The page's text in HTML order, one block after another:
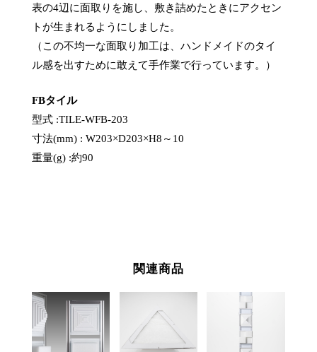
ト
203×203（ｍ
ｍ）
個
表の4辺に面取りを施し、敷き詰めたときにアクセン
トが生まれるようにしました。
（この不均一な面取り加工は、ハンドメイドのタイ
ル感を出すために敢えて手作業で行っています。）
FBタイル
型式 :TILE-WFB-203
寸法(mm) : W203×D203×H8～10
重量(g) :約90
関連商品